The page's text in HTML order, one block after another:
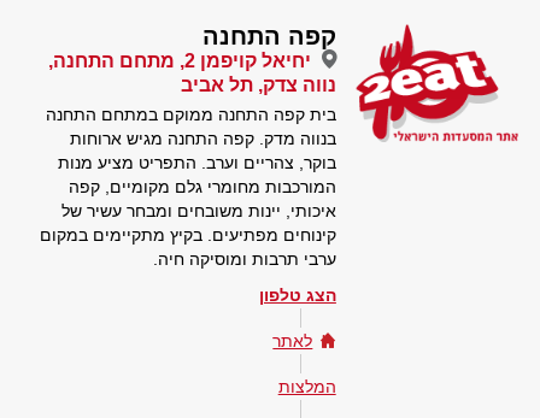
קפה התחנה
יחיאל קויפמן 2, מתחם התחנה,
נווה צדק, תל אביב
בית קפה התחנה ממוקם במתחם התחנה
בנווה מדק. קפה התחנה מגיש ארוחות
בוקר, צהריים וערב. התפריט מציע מנות
המורכבות מחומרי גלם מקומיים, קפה
איכותי, יינות משובחים ומבחר עשיר של
קינוחים מפתיעים. בקיץ מתקיימים במקום
ערבי תרבות ומוסיקה חיה.
הצג טלפון
לאתר
המלצות